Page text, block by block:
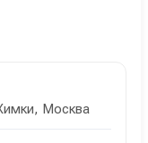
Москва